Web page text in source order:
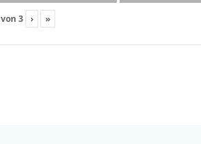
von 3 › »